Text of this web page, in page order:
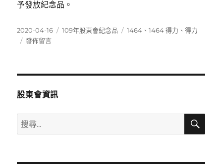
予發放紀念品。
發
佈
2020-04-16
分
109年股東會紀念品
標
1464 、1464 得力 、得力
在
發佈留言
股東會資訊
搜
尋
鍵
搜